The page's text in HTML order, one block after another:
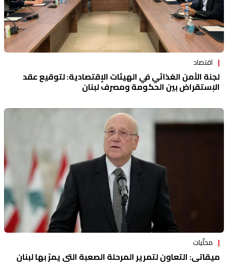
اقتصاد
لجنة الأمن الغذائي في الهيئات الإقتصادية: لتوقيع عقد
الإستقراض بين الحكومة ومصرف لبنان
محلّيات
ميقاتي: التعاون لتمرير المرحلة الصعبة التي يمرّ بها لبنان